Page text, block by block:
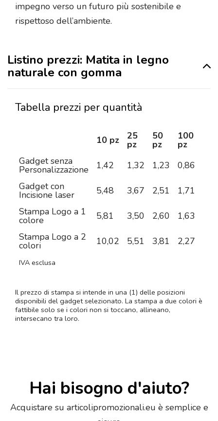
impegno verso un futuro più sostenibile e
rispettoso dell’ambiente.
Listino prezzi: Matita in legno
naturale con gomma
Tabella prezzi per quantità
10 pz 25
pz
50
pz
100
pz
Gadget senza
Personalizzazione 1,42 1,32 1,23 0,86
Gadget con
Incisione laser 5,48 3,67 2,51 1,71
Stampa Logo a 1
colore 5,81 3,50 2,60 1,63
Stampa Logo a 2
colori 10,02 5,51 3,81 2,27
IVA esclusa
Il prezzo di stampa si intende in una (1) delle posizioni
disponibili del gadget selezionato. La stampa a due colori è
fattibile solo se i colori non si toccano, allineano,
intersecano tra loro.
Hai bisogno d'aiuto?
Acquistare su articolipromozionali.eu è semplice e